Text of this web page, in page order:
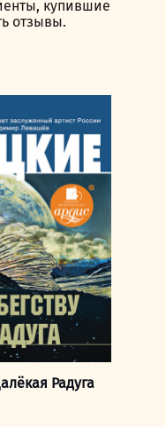
купившие
отзывы.
Радуга